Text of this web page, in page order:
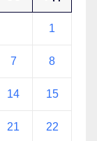
1
7 8
14 15
21 22